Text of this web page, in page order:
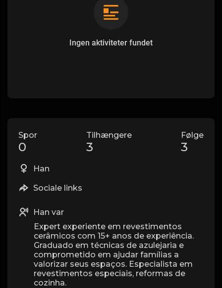
Ingen aktiviteter fundet
Spor
0
Tilhængere
3
Følge
3
Han
Sociale links
Han var
Expert experiente em revestimentos
cerâmicos com 15+ anos de experiência.
Graduado em técnicas de azulejaria e
comprometido em ajudar famílias a
valorizar seus espaços. Especialista em
revestimentos especiais, reformas de
cozinha.